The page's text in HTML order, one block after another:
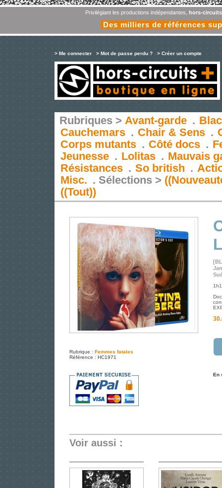
Privilégiant les productions indépendantes, hors-
Des milliers de références
> Me connecter > Mot de passe perdu ? > Créer un compte
Rubriques > Avant-garde .
Cauchemars . Chair & Sens .
Corps mutants . Côté docs .
Jeunesse . Lolitas . Mauvais
Résistances . So british .
Misc. . Sélections >
((Tout))
Rubrique : Femmes fatales
Référence : HC1971
En
Voir aussi :